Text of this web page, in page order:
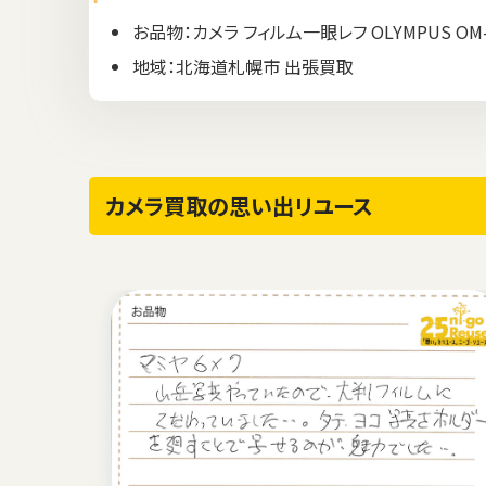
お品物：カメラ フィルム一眼レフ OLYMPUS
地域：北海道札幌市 出張買取
カメラ買取の思い出リユース